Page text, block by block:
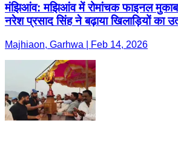
मंझिआंव: मझिआंव में रोमांचक फाइनल
नरेश प्रसाद सिंह ने बढ़ाया खिलाड़ियों का
Majhiaon, Garhwa | Feb 14, 2026